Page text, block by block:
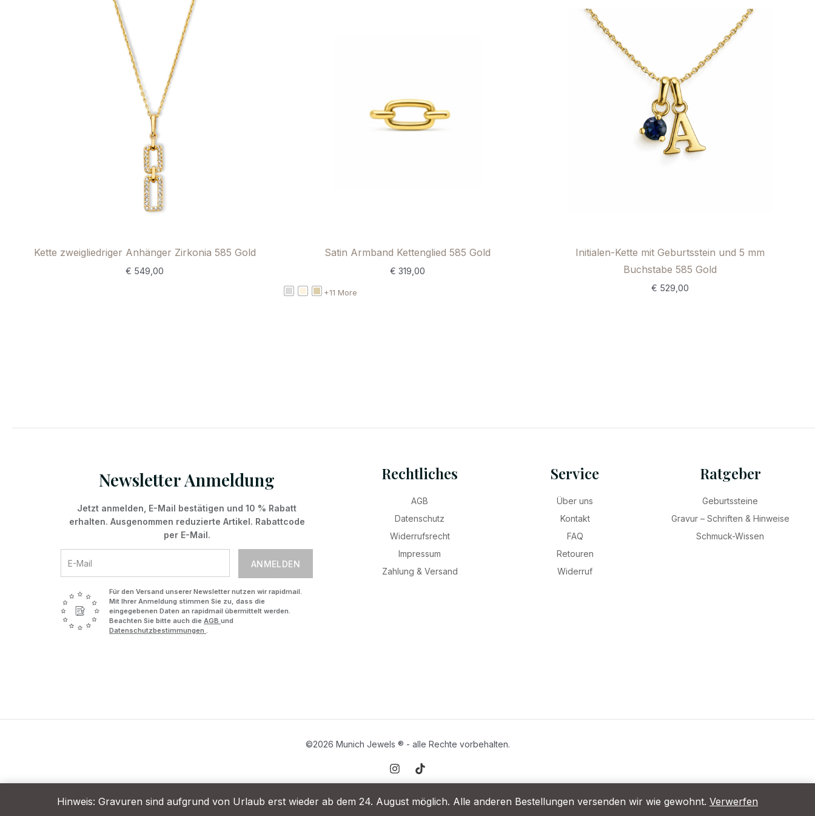
Hinweis: Gravuren sind aufgrund von Urlaub erst wieder ab dem 24. August möglich. Alle anderen Bestellungen versenden wir wie gewohnt. Verwerfen
Kette zweigliedriger Anhänger Zirkonia 585 Gold
€ 549,00
Satin Armband Kettenglied 585 Gold
€ 319,00
+11 More
Initialen-Kette mit Geburtsstein und 5 mm
Buchstabe 585 Gold
€ 529,00
Newsletter Anmeldung
Jetzt anmelden, E-Mail bestätigen und 10 % Rabatt
erhalten. Ausgenommen reduzierte Artikel. Rabattcode
per E-Mail.
ANMELDEN
Für den Versand unserer Newsletter nutzen wir rapidmail.
Mit Ihrer Anmeldung stimmen Sie zu, dass die
eingegebenen Daten an rapidmail übermittelt werden.
Beachten Sie bitte auch die AGB und
Datenschutzbestimmungen .
Rechtliches
AGB
Datenschutz
Widerrufsrecht
Impressum
Zahlung & Versand
Service
Über uns
Kontakt
FAQ
Retouren
Widerruf
Ratgeber
Geburtssteine
Gravur – Schriften & Hinweise
Schmuck-Wissen
©2026 Munich Jewels ® - alle Rechte vorbehalten.